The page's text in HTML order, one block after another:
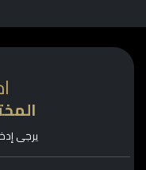
يرجى إدخال